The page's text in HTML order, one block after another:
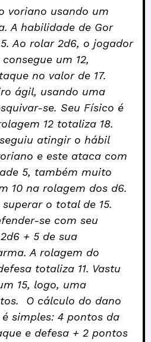
voriano usando um
A habilidade de Gor
Ao rolar 2d6, o jogador
um 12,
no valor de 17.
ágil, usando uma
se. Seu Físico é
12 totaliza 18.
atingir o hábil
e este ataca com
5, também muito
10 na rolagem dos d6.
o total de 15.
se com seu
+ 5 de sua
A rolagem do
totaliza 11. Vastu
15, logo, uma
O cálculo do dano
simples: 4 pontos da
e defesa + 2 pontos